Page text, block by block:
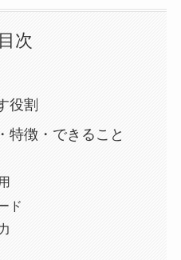
目次
役割
特徴・できること
ド